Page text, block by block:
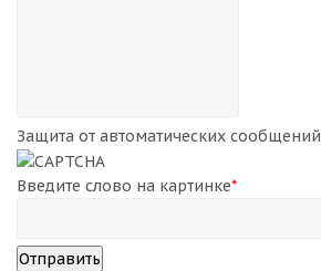
Защита от автоматических сообщений
Введите слово на картинке*